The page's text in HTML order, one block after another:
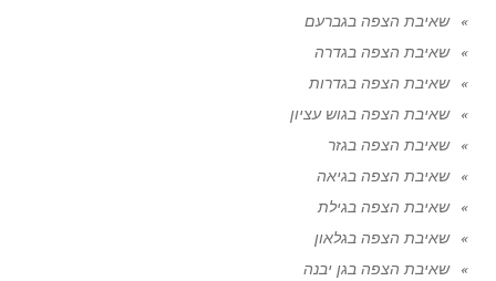
שאיבת הצפה בגברעם
שאיבת הצפה בגדרה
שאיבת הצפה בגדרות
שאיבת הצפה בגוש עציון
שאיבת הצפה בגזר
שאיבת הצפה בגיאה
שאיבת הצפה בגילת
שאיבת הצפה בגלאון
שאיבת הצפה בגן יבנה